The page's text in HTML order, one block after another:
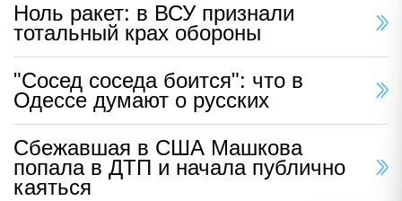
Ноль ракет: в ВСУ признали
тотальный крах обороны
"Сосед соседа боится": что в
Одессе думают о русских
Сбежавшая в США Машкова
попала в ДТП и начала публично
каяться